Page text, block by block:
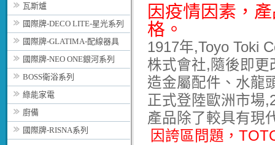
瓦斯爐
國際牌-DECO LITE-星光系列
國際牌-GLATIMA-配線器具
國際牌-NEO ONE銀河系列
BOSS衛浴系列
綠能家電
廚備
國際牌-RISNA系列
因疫情因素，
格。
1917年,Toyo Toki
株式會社,隨後即
造金屬配件、水龍
正式登陸歐洲市場
產品除了較具有現
因誇區問題，